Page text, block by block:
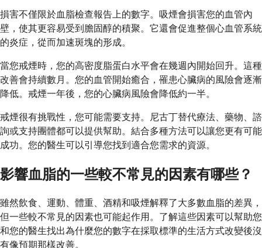
損害不僅限於血脂檢查報告上的數字。吸煙會損害您的血管內
壁，使其更容易受到膽固醇的積聚。它還會促進整個心血管系統
的炎症，從而加速斑塊的形成。
當您戒煙時，您的高密度脂蛋白水平會在幾週內開始回升。這種
改善會持續數月。您的血管開始癒合，罹患心臟病的風險會逐漸
降低。戒煙一年後，您的心臟病風險會降低約一半。
戒煙很有挑戰性，您可能需要支持。尼古丁替代療法、藥物、諮
詢或支持團體都可以提供幫助。結合多種方法可以讓您更有可能
成功。您的醫生可以引導您找到適合您需求的資源。
影響血脂的一些較不常見的因素有哪些？
雖然飲食、運動、體重、酒精和吸煙解釋了大多數血脂的差異，
但一些較不常見的因素也可能起作用。了解這些因素可以幫助您
和您的醫生找出為什麼您的數字在採取標準的生活方式改變後沒
有像預期那樣改善。